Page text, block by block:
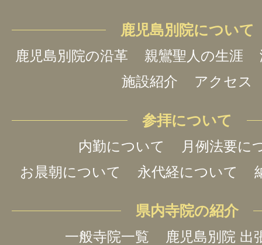
鹿児島別院について
鹿児島別院の沿革 親鸞聖人の生涯
施設紹介
アクセス
参拝について
内勤について
月例法要に
お晨朝について
永代経について
県内寺院の紹介
一般寺院一覧 鹿児島別院 出